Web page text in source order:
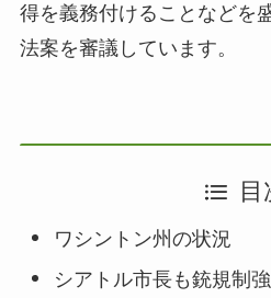
得を義務付けることなどを
法案を審議しています。
目
ワシントン州の状況
シアトル市長も銃規制